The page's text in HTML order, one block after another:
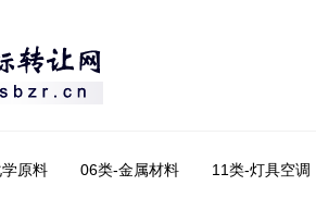
原料 06类-金属材料 11类-灯具空调